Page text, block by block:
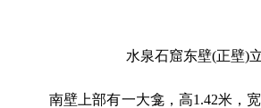
水泉石窟东壁(正壁)
南壁上部有一大龛，高1.42米，